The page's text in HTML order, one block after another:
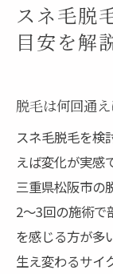
スネ毛脱
目安を解
脱毛は何回通
スネ毛脱毛を検
えば変化が実感
三重県松阪市の
2〜3回の施術で
を感じる方が多
生え変わるサイ